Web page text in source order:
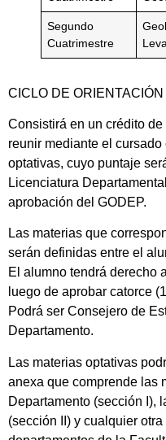
Segundo
Cuatrimestre
CICLO DE ORIENTACIÓN
Consistirá en un crédito
reunir mediante el
optativas, cuyo puntaje
Licenciatura
aprobación del GODEP.
Las materias que
serán definidas entre el
El alumno tendrá derecho
luego de aprobar catorce
Podrá ser Consejero de
Departamento.
Las materias optativas
anexa que comprende las
Departamento (sección I),
(sección II) y cualquier